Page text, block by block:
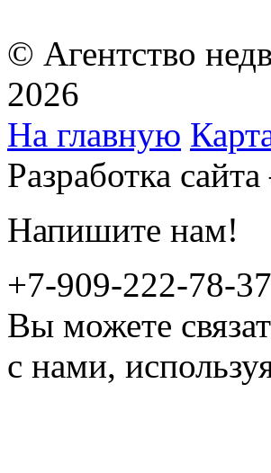
© Агентство
2026
На главную
Разработка сайта
Напишите нам!
+7-909-222-78-37
Вы можете
с нами,